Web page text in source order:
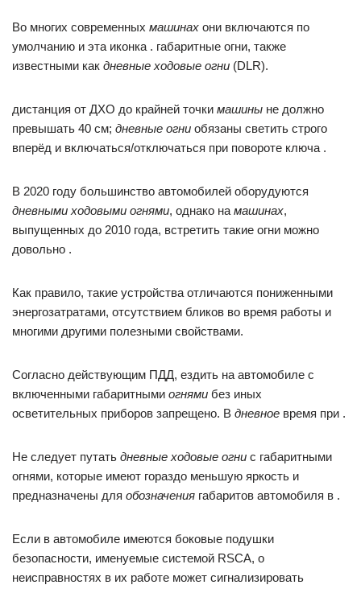
Во многих современных машинах они включаются по
умолчанию и эта иконка . габаритные огни, также
известными как дневные ходовые огни (DLR).
дистанция от ДХО до крайней точки машины не должно
превышать 40 см; дневные огни обязаны светить строго
вперёд и включаться/отключаться при повороте ключа .
В 2020 году большинство автомобилей оборудуются
дневными ходовыми огнями, однако на машинах,
выпущенных до 2010 года, встретить такие огни можно
довольно .
Как правило, такие устройства отличаются пониженными
энергозатратами, отсутствием бликов во время работы и
многими другими полезными свойствами.
Согласно действующим ПДД, ездить на автомобиле с
включенными габаритными огнями без иных
осветительных приборов запрещено. В дневное время при .
Не следует путать дневные ходовые огни с габаритными
огнями, которые имеют гораздо меньшую яркость и
предназначены для обозначения габаритов автомобиля в .
Если в автомобиле имеются боковые подушки
безопасности, именуемые системой RSCA, о
неисправностях в их работе может сигнализировать